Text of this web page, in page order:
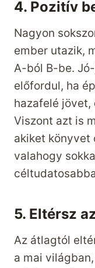
4. Pozitív
Nagyon
ember utazik,
A-ból B-be.
előfordul, ha
hazafelé
Viszont azt is
akiket könyvet
valahogy
5. Eltérsz
Az átlagtól
a mai